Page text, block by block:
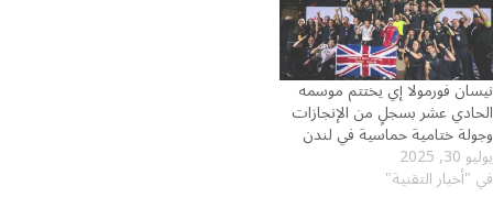
نيسان فورمولا إي يختتم موسمه
الحادي عشر بسجلٍ من الإنجازات
وجولة ختامية حماسية في لندن
يوليو 30, 2025
في "أخبار التقنية"